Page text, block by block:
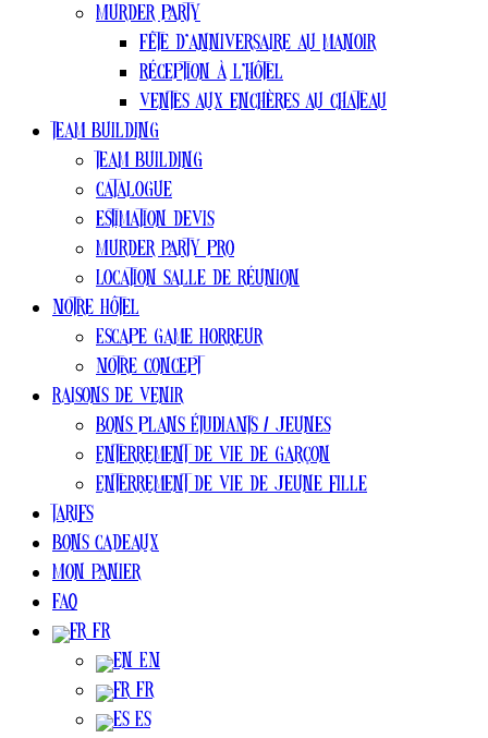
Murder party
Fête d’anniversaire au manoir
Réception à l’hôtel
Ventes aux enchères au chateau
Team Building
Team Building
Catalogue
estimation devis
Murder Party pro
Location salle de réunion
Notre Hôtel
Escape Game Horreur
Notre concept
Raisons de venir
Bons plans ÉTUDIANTS / jeunes
Enterrement de vie de garçon
Enterrement de vie de jeune fille
Tarifs
Bons cadeaux
Mon Panier
FAQ
FR
EN
FR
ES